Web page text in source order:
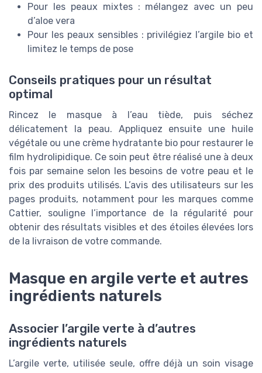
Pour les peaux mixtes : mélangez avec un peu
d’aloe vera
Pour les peaux sensibles : privilégiez l’argile bio et
limitez le temps de pose
Conseils pratiques pour un résultat
optimal
Rincez le masque à l’eau tiède, puis séchez
délicatement la peau. Appliquez ensuite une huile
végétale ou une crème hydratante bio pour restaurer le
film hydrolipidique. Ce soin peut être réalisé une à deux
fois par semaine selon les besoins de votre peau et le
prix des produits utilisés. L’avis des utilisateurs sur les
pages produits, notamment pour les marques comme
Cattier, souligne l’importance de la régularité pour
obtenir des résultats visibles et des étoiles élevées lors
de la livraison de votre commande.
Masque en argile verte et autres
ingrédients naturels
Associer l’argile verte à d’autres
ingrédients naturels
L’argile verte, utilisée seule, offre déjà un soin visage